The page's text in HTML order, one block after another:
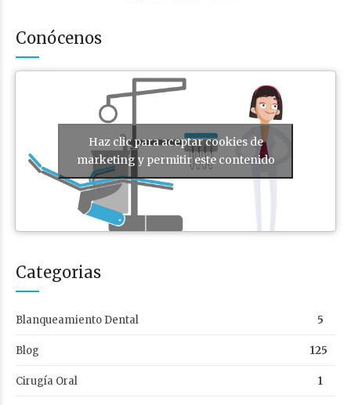
Conócenos
Haz clic para aceptar cookies de
marketing y permitir este contenido
Categorias
Blanqueamiento Dental 5
Blog 125
Cirugía Oral 1